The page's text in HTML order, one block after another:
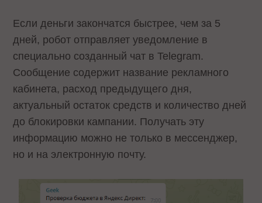
Если деньги закончатся быстрее, чем за 5
дней, робот отправляет уведомление в
специально созданный чат в Telegram.
Сообщение содержит название рекламного
кабинета, расход предыдущего дня,
актуальный остаток средств и количество дней
до блокировки кампании. Получать эту
информацию можно не только в мессенджер,
но и на электронную почту.